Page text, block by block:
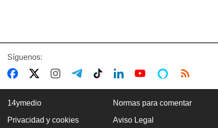
Síguenos:
14ymedio Normas para comentar
Privacidad y cookies Aviso Legal